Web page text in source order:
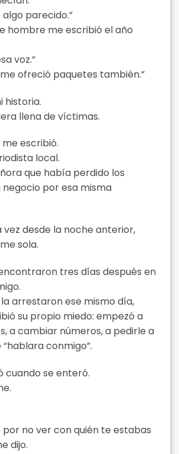
algo parecido.”
hombre me escribió el año
voz.”
ofreció paquetes también.”
historia.
llena de víctimas.
escribió.
local.
que había perdido los
negocio por esa misma
desde la noche anterior,
sola.
tres días después en
arrestaron ese mismo día,
su propio miedo: empezó a
a cambiar números, a pedirle a
conmigo”.
cuando se enteró.
no ver con quién te estabas
dijo.